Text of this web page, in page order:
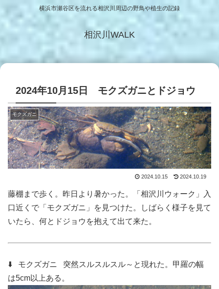
横浜市瀬谷区を流れる相沢川周辺の野鳥や植生の記録
相沢川WALK
2024年10月15日 モクズガニとドジョウ
モクズガニ
2024.10.15 2024.10.19
藤棚まで歩く。昨日より暑かった。「相沢川ウォーク」入
口近くで「モクズガニ」を見つけた。しばらく様子を見て
いたら、何とドジョウを抱えて出て来た。
⬇️ モクズガニ 突然スルスルスル～と現れた。甲羅の幅
は5cm以上ある。